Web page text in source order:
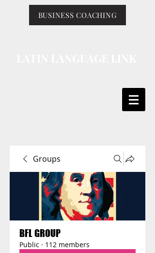
BUSINESS COACHING
Groups
BFL GROUP
Public · 112 members